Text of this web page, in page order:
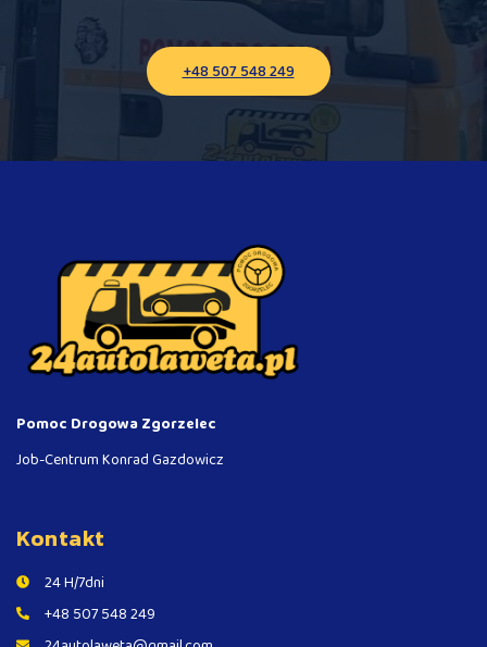
+48 507 548 249
Pomoc Drogowa Zgorzelec
Job-Centrum Konrad Gazdowicz
Kontakt
24 H/7dni
+48 507 548 249